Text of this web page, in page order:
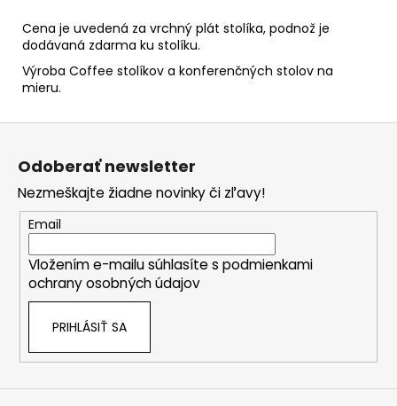
Cena je uvedená za vrchný plát stolíka, podnož je
dodávaná zdarma ku stolíku.
Výroba Coffee stolíkov a konferenčných stolov na
mieru.
Z
Odoberať newsletter
Nezmeškajte žiadne novinky či zľavy!
Email
Vložením e-mailu súhlasíte s podmienkami
ochrany osobných údajov
PRIHLÁSIŤ SA